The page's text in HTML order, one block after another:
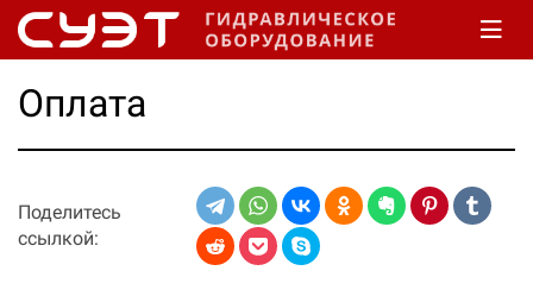
Оплата
Поделитесь
ссылкой: